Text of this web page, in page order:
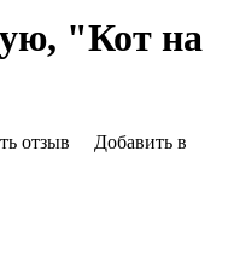
"Кот на
отзыв
Добавить в